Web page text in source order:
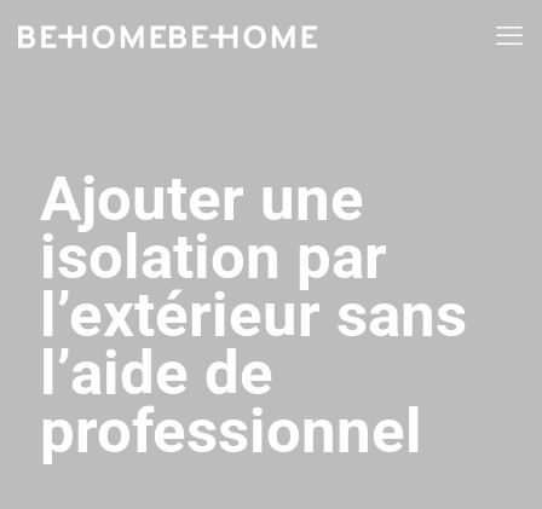
Ajouter une
isolation par
l’extérieur sans
l’aide de
professionnel